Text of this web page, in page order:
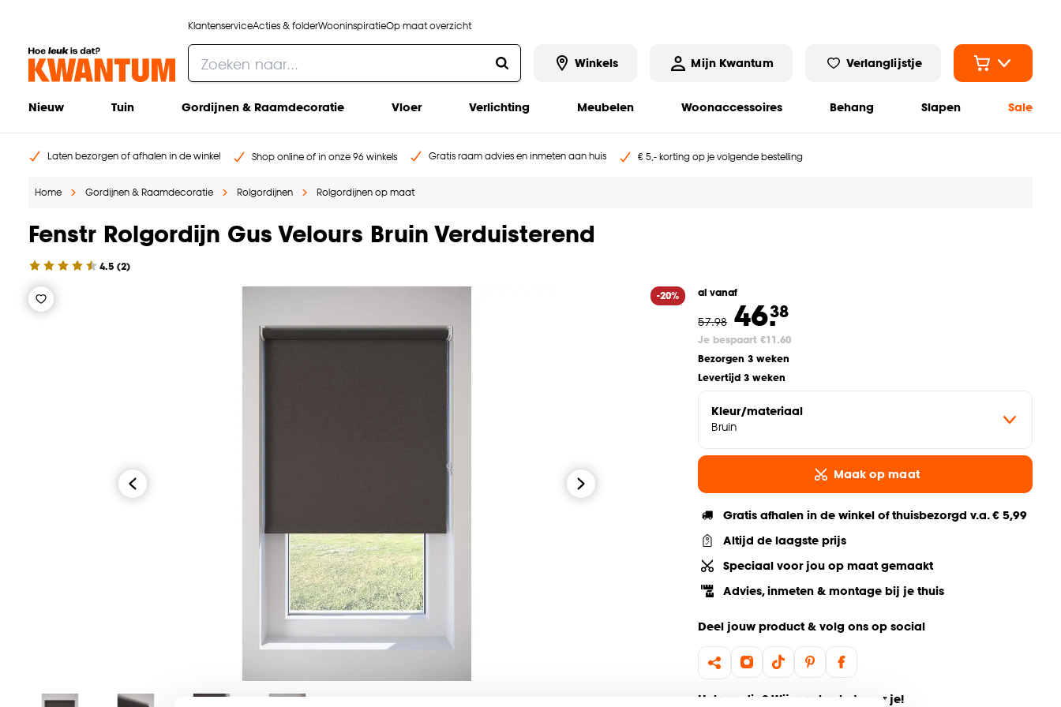
KlantenserviceActies & folderWooninspiratieOp maat overzicht
Winkels Mijn Kwantum Verlanglijstje
Nieuw Tuin Gordijnen & Raamdecoratie Vloer Verlichting Meubelen Woonaccessoires Behang Slapen Sale
Laten bezorgen of afhalen in de winkel Shop online of in onze 96 winkels Gratis raam advies en inmeten aan huis € 5,- korting op je volgende bestelling
Home Gordijnen & Raamdecoratie Rolgordijnen Rolgordijnen op maat
Fenstr Rolgordijn Gus Velours Bruin Verduisterend
4.5 (2)
-20% al vanaf
57.98 46.38
Je bespaart €11.60
Bezorgen 3 weken
Levertijd 3 weken
Kleur/materiaal
Bruin
Maak op maat
Gratis afhalen in de winkel of thuisbezorgd v.a. € 5,99
Altijd de laagste prijs
Speciaal voor jou op maat gemaakt
Advies, inmeten & montage bij je thuis
Deel jouw product & volg ons op social
Hulp nodig? Wij regelen het voor je!